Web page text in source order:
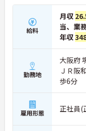
給料
月収
当、業
年収
勤務地
大阪府
ＪＲ阪
歩6分
雇用形態 正社員(